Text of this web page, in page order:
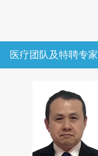
医疗团队及特聘专家